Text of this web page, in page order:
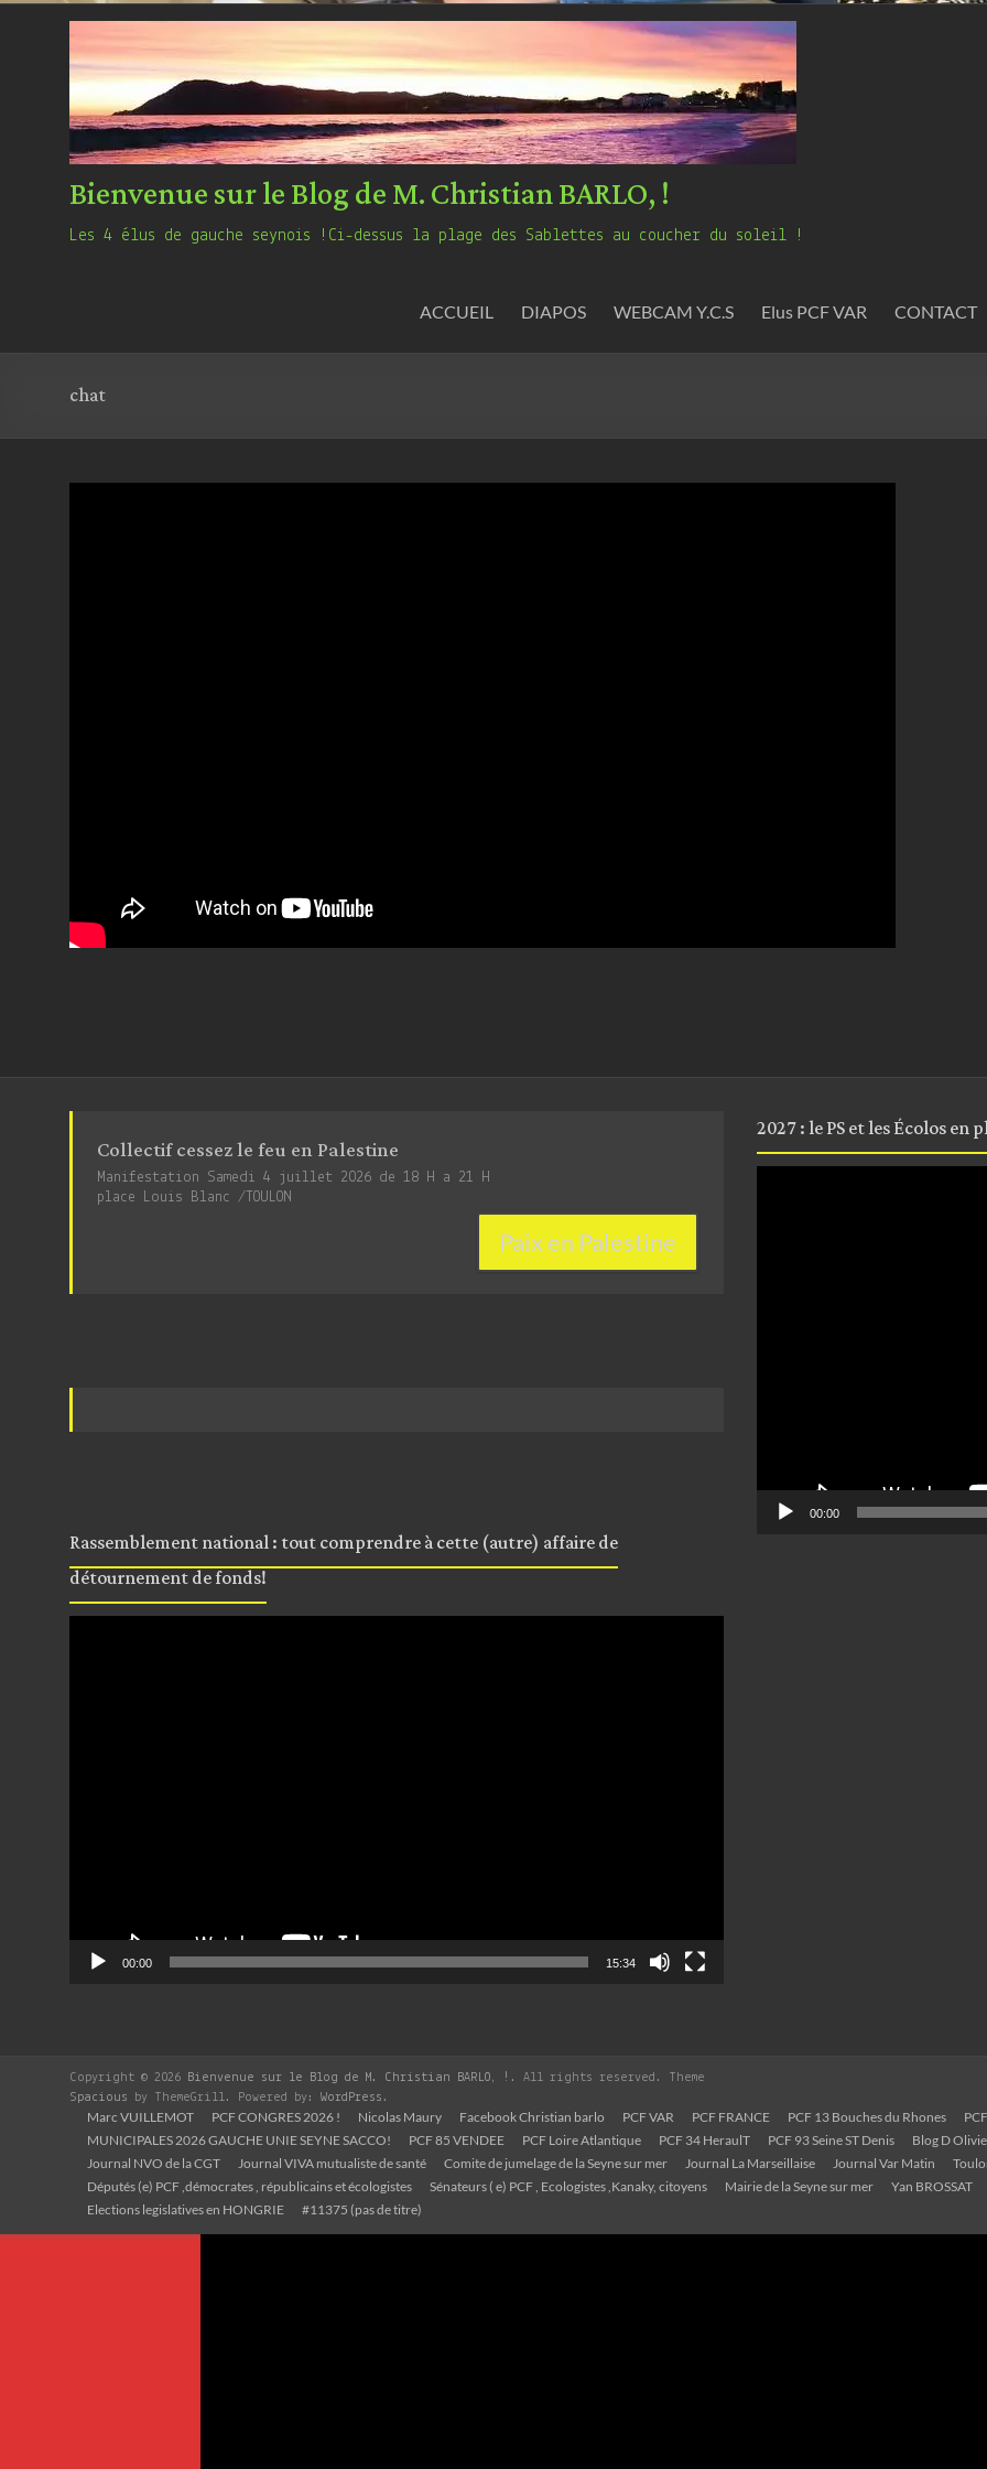
Bienvenue sur le Blog de M. Christian BARLO, !
Les 4 élus de gauche seynois !Ci-dessus la plage des Sablettes au coucher du soleil !
ACCUEIL DIAPOS WEBCAM Y.C.S Elus PCF VAR CONTACT
chat
Collectif cessez le feu en Palestine
Manifestation Samedi 4 juillet 2026 de 18 H a 21 H
place Louis Blanc /TOULON
Paix en Palestine
Rassemblement national : tout comprendre à cette (autre) affaire de
détournement de fonds!
00:00 15:34
2027 : le PS et les Écolos
00:00
Copyright © 2026 Bienvenue sur le Blog de M. Christian BARLO, ! . All rights reserved. Theme
Spacious by ThemeGrill. Powered by: WordPress .
Marc VUILLEMOT PCF CONGRES 2026 ! Nicolas Maury Facebook Christian barlo PCF VAR PCF FRANCE PCF 13 Bouches du Rhones
MUNICIPALES 2026 GAUCHE UNIE SEYNE SACCO!
PCF 85 VENDEE PCF Loire Atlantique PCF 34 HeraulT PCF 93 Seine ST Denis Blog D
Journal NVO de la CGT
Journal VIVA mutualiste de santé Comite de jumelage de la Seyne sur mer Journal La Marseillaise Journal Var Matin
Députés (e) PCF ,démocrates , républicains et écologistes
Sénateurs ( e) PCF , Ecologistes ,Kanaky, citoyens Mairie de la Seyne sur mer Yan BROSSAT
Elections legislatives en HONGRIE
#11375 (pas de titre)